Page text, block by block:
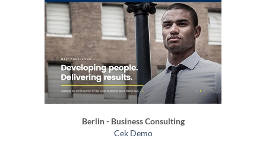
Berlin - Business Consulting
Cek Demo